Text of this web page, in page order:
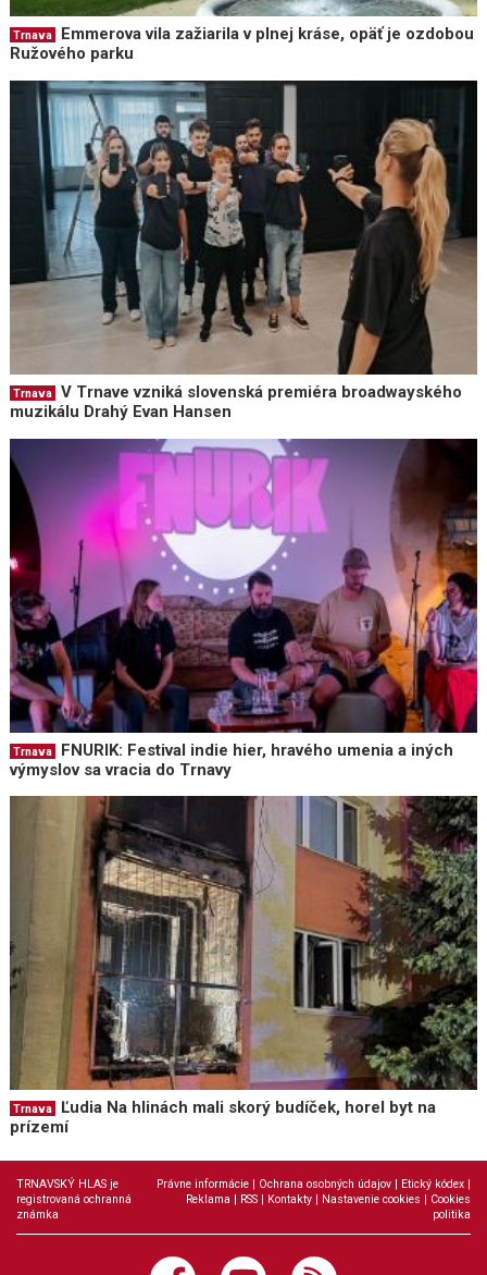
Trnava
Emmerova vila zažiarila v plnej kráse, opäť je ozdobou
Ružového parku
Trnava
V Trnave vzniká slovenská premiéra broadwayského
muzikálu Drahý Evan Hansen
Trnava
FNURIK: Festival indie hier, hravého umenia a iných
výmyslov sa vracia do Trnavy
Trnava
Ľudia Na hlinách mali skorý budíček, horel byt na
prízemí
TRNAVSKÝ HLAS je
registrovaná ochranná
známka
Právne informácie | Ochrana osobných údajov | Etický kódex |
Reklama | RSS | Kontakty | Nastavenie cookies | Cookies
politika